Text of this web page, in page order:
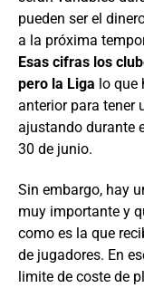
pueden ser el
a la próxima
Esas cifras los
pero la Liga lo que
anterior para tener
ajustando durante
30 de junio.
Sin embargo, hay
muy importante y
como es la que
de jugadores. En
limite de coste de